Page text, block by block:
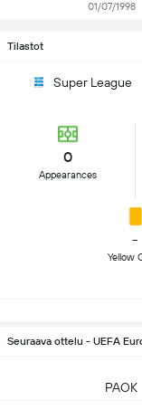
01/07/1998
Tilastot
Super League
0
Appearances
-
Yellow
Seuraava ottelu - UEFA
PAOK